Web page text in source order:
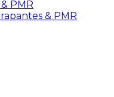
PMR
& PMR